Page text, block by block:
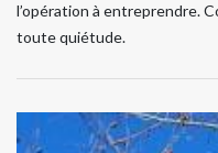
l’opération à entreprendre.
toute quiétude.